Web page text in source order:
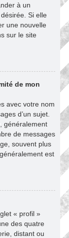
à un
Si elle
une nouvelle
sur le site
de mon
avec votre nom
d’un sujet.
généralement
de messages
souvent plus
est
« profil »
des quatre
distant ou